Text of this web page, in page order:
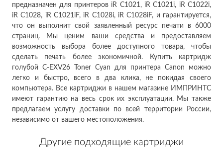
предназначен для принтеров iR C1021, iR C1021i, iR C1022i,
iR C1028, iR C1021iF, iR C1028i, iR C1028iF, и гарантируется,
что он выполнит свой заявленный ресурс печати в 6000
страниц. Мы ценим ваши средства и предоставляем
возможность выбора более доступного товара, чтобы
сделать печать более экономичной. Купить картридж
голубой C-EXV26 Toner Cyan для принтера Canon можно
легко и быстро, всего в два клика, не покидая своего
компьютера. Все картриджи в нашем магазине ИМПРИНТС
имеют гарантию на весь срок их эксплуатации. Мы также
предлагаем услугу доставки по всей территории России,
независимо от вашего местоположения.
Другие подходящие картриджи